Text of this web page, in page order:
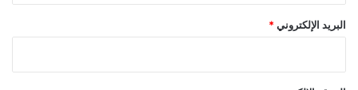
البريد الإلكتروني *